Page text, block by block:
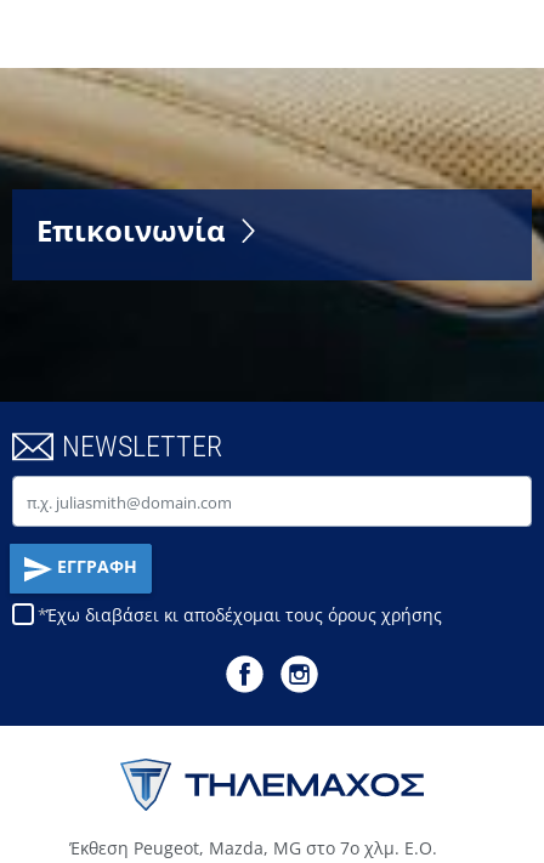
Επικοινωνία
NEWSLETTER
Email
ΕΓΓΡΑΦΗ
Έχω διαβάσει κι αποδέχομαι τους όρους χρήσης
Έκθεση Peugeot, Mazda, MG στο 7ο χλμ. Ε.Ο.